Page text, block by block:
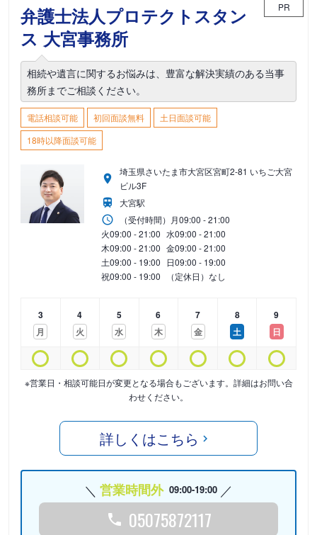
弁護士法人プロテクトスタン
ス 大宮事務所
PR
相続や遺言に関するお悩みは、豊富な解決実績のある当事
務所までご相談ください。
電話相談可能 初回面談無料
土日面談可能
18時以降面談可能
埼玉県さいたま市大宮区宮町2-81 いちご大宮
ビル3F
大宮駅
（受付時間） 月09:00 - 21:00
火09:00 - 21:00 水09:00 - 21:00
木09:00 - 21:00 金09:00 - 21:00
土09:00 - 19:00 日09:00 - 19:00
祝09:00 - 19:00 （定休日）なし
3
月
4
火
5
水
6
木
7
金
8
土
9
日
※営業日・相談可能日が変更となる場合もございます。詳細はお問い合
わせください。
詳しくはこちら
営業時間外 09:00-19:00
05075872117